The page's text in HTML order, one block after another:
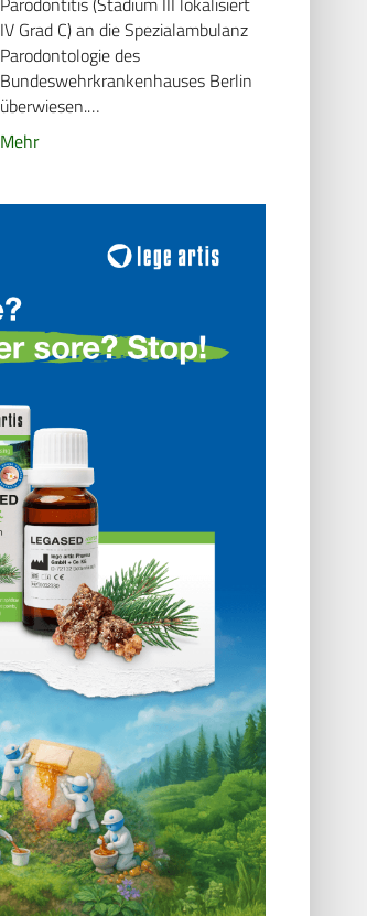
IV Grad C) an die Spezialambulanz
Parodontologie des
Bundeswehrkrankenhauses Berlin
überwiesen.…
Mehr